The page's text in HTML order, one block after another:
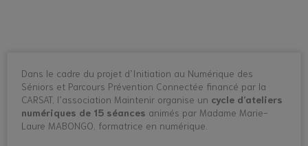
Dans le cadre du projet d’Initiation au Numérique des
Séniors et Parcours Prévention Connectée financé par la
CARSAT, l’association Maintenir organise un cycle d’ateliers
numériques de 15 séances animés par Madame Marie-
Laure MABONGO, formatrice en numérique.